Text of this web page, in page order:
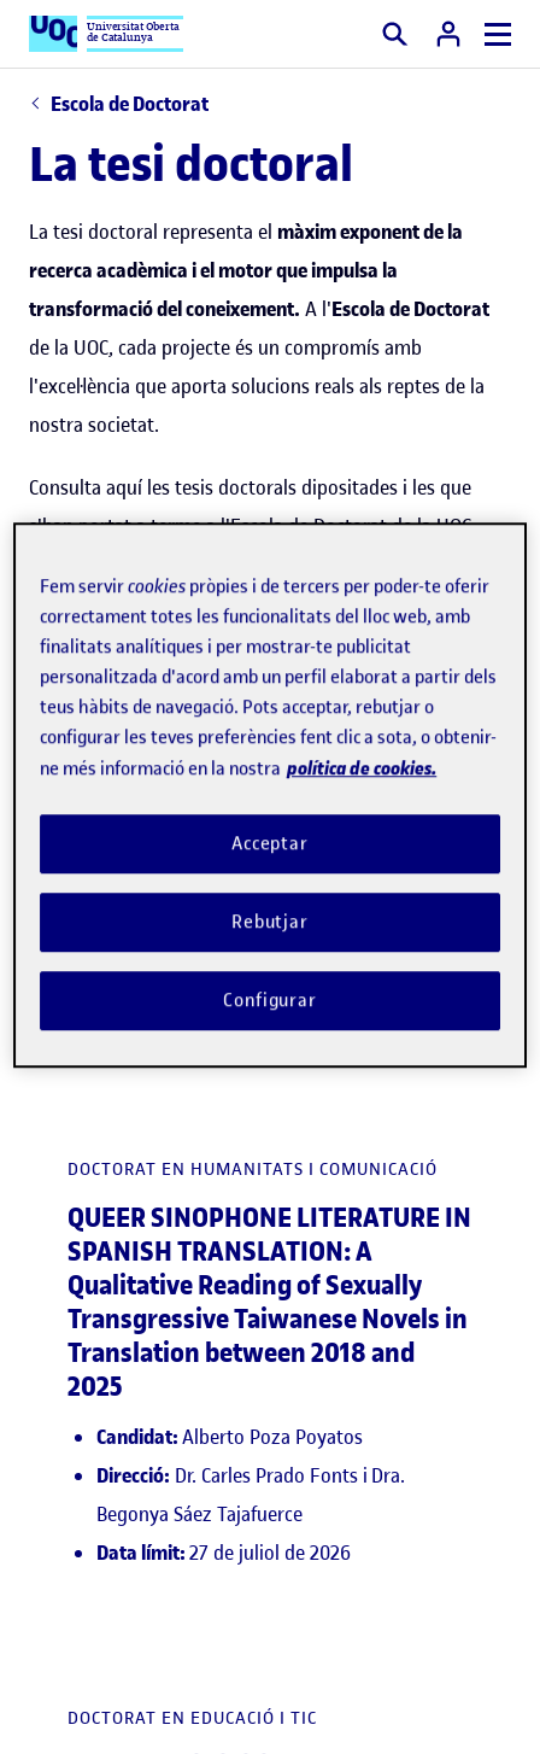
Universitat Oberta
de Catalunya Cercar
Escola de Doctorat
La tesi doctoral
La tesi doctoral representa el màxim exponent de la
recerca acadèmica i el motor que impulsa la
transformació del coneixement. A l'Escola de Doctorat
de la UOC, cada projecte és un compromís amb
l'excel·lència que aporta solucions reals als reptes de la
nostra societat.
Consulta aquí les tesis doctorals dipositades i les que
s'han portat a terme a l'Escola de Doctorat de la UOC:
Aparador de tesis doctorals
Llistat de tesis doctorals dipositades Documents
Qualsevol doctor pot examinar les tesis i formular,
si ho creu convenient, les al·legacions que consideri
oportunes. Aquestes al·legacions han de ser
formulades per escrit i enviades a la comissió
acadèmica del programa de
DOCTORAT EN HUMANITATS I COMUNICACIÓ
QUEER SINOPHONE LITERATURE IN
SPANISH TRANSLATION: A
Qualitative Reading of Sexually
Transgressive Taiwanese Novels in
Translation between 2018 and
2025
Candidat:Alberto Poza Poyatos
Direcció: Dr. Carles Prado Fonts i Dra.
Begonya Sáez Tajafuerce
Data límit:27 de juliol de 2026
DOCTORAT EN EDUCACIÓ I TIC
Fem servircookies pròpies i de tercers per poder-te oferir
correctament totes les funcionalitats del lloc web, amb
finalitats analítiques i per mostrar-te publicitat
personalitzada d'acord amb un perfil elaborat a partir dels
teus hàbits de navegació. Pots acceptar, rebutjar o
configurar les teves preferències fent clic a sota, o obtenir-
ne més informació en la nostra política de cookies.
Rebutjar
Acceptar
Configurar